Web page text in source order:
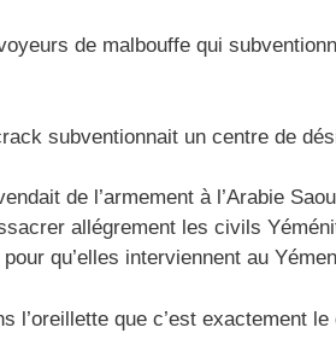
de malbouffe qui
subventionnait un centre de
de l’armement à l’Arabie
allégrement les civils
qu’elles interviennent au
l’oreillette que c’est exactement